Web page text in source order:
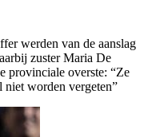
werden van de aanslag
zuster Maria De
provinciale overste: “Ze
niet worden vergeten”